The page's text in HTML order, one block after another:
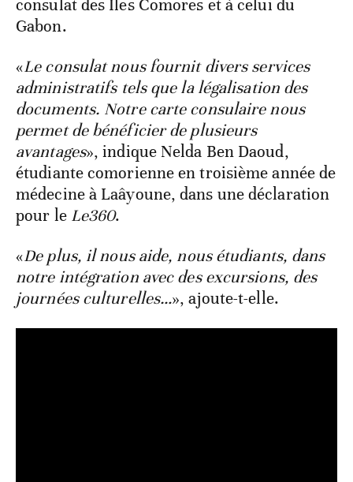
consulat des Îles Comores et à celui du
Gabon.
«Le consulat nous fournit divers services
administratifs tels que la légalisation des
documents. Notre carte consulaire nous
permet de bénéficier de plusieurs
avantages», indique Nelda Ben Daoud,
étudiante comorienne en troisième année de
médecine à Laâyoune, dans une déclaration
pour le Le360.
«De plus, il nous aide, nous étudiants, dans
notre intégration avec des excursions, des
journées culturelles…», ajoute-t-elle.